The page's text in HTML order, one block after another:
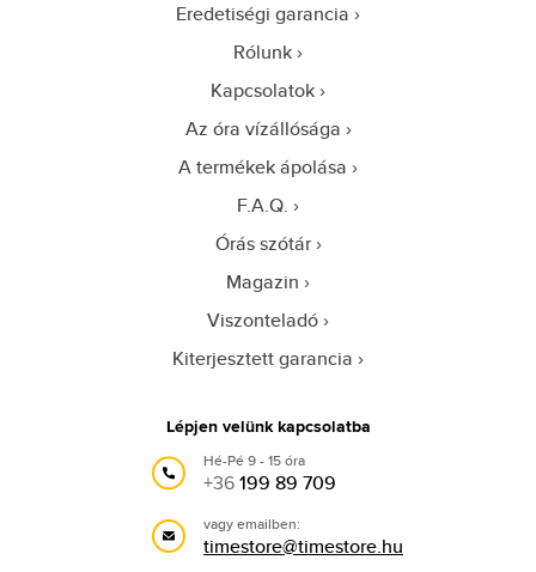
Eredetiségi garancia
Rólunk
Kapcsolatok
Az óra vízállósága
A termékek ápolása
F.A.Q.
Órás szótár
Magazin
Viszonteladó
Kiterjesztett garancia
Lépjen velünk kapcsolatba
Hé-Pé 9 - 15 óra
+36199 89 709
vagy emailben:
timestore@timestore.hu